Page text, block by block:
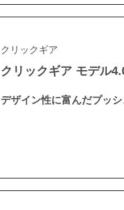
クリックギア
クリックギア モデル
デザイン性に富んだプッシ